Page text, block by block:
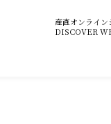
産直オンライン
DISCOVER